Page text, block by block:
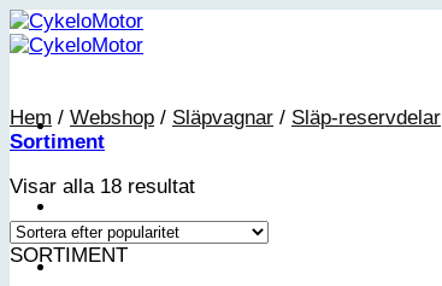
Skip
to
Hem / Webshop / Släpvagnar / Släp-reservdelar
Sortiment
Visar alla 18 resultatSortera
popularitet
SORTIMENT